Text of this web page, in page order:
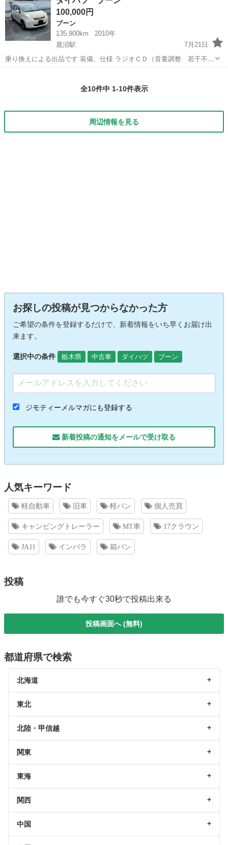
ＡＩＩ ツートン２ＷＤ／バックモニター／プッシュスタート／ＢＴ
オーディオ／ＥＴ...100,000円
ブーン
135,900km
2010年
鹿沼駅
7月21日
乗り換えによる出品です 装備、仕様 ラジオＣＤ（音量調整 若干不
調） パワーウィンドウ ＣＶＴ バックカメラ （ミラー型 後付け）
ヤ溝 割と有り（窒素封...全10件中 1-10件表示
周辺情報を見る
お探しの投稿が見つからなかった方
ご希望の条件を登録するだけで、新着情報をいち早くお届け出
来ます。
選択中の条件 栃木県 中古車 ダイハツ ブーン
ジモティーメルマガにも登録する
新着投稿の通知をメールで受け取る
人気キーワード
軽自動車 旧車 軽バン 個人売買
キャンピングトレーラー MT車 17クラウン
JA11 インパラ 箱バン
投稿
誰でも今すぐ30秒で投稿出来る
投稿画面へ (無料)
都道府県で検索
北海道
東北
北陸・甲信越
関東
東海
関西
中国